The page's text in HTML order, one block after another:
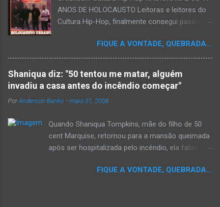
ANOS DE HOLOCAUSTO Leitoras e leitores do
Cultura Hip-Hop, finalmente consegui passar
que há muito tempo vinha maturando: uma
espécie de "ensaio-tributo" ao disco mais
importante do rap brasileiro, que completará 17
anos agora em 2008. Falo de "Holocausto
Urbano", do grupo paulistano Racionais MC's.
Como de costume, uma pequena digressão. É
que o brasileiro não tem memória. Fala-se
muito por aí que não cultuamos nossos
antepassados nem nossa rica história
cabe a nós, formadores de opinião
FIQUE A VONTADE, QUEBRADA...
Shaniqua diz: "50 tentou me matar, alguém
invadiu a casa antes do incêndio começar"
PorAnderson Banks -maio 31, 2008
Quando Shaniqua Tompkins, mãe do filho de 50
cent Marquise, retornou para a mansão queimada
após ser hospitalizada pelo incêndio, ela falou
argumentações ao jornal. quando um repórter
FIQUE A VONTADE, QUEBRADA...